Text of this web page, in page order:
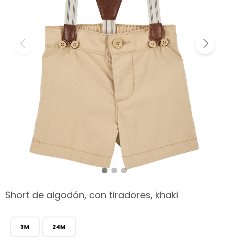
Short de algodón, con tiradores, khaki
3M 24M
OUTLET